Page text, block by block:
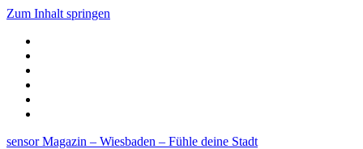
Zum Inhalt springen
sensor Magazin – Wiesbaden – Fühle deine Stadt